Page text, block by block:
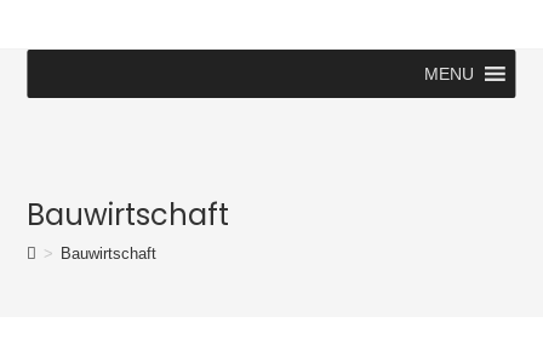
MENU
Bauwirtschaft
> Bauwirtschaft